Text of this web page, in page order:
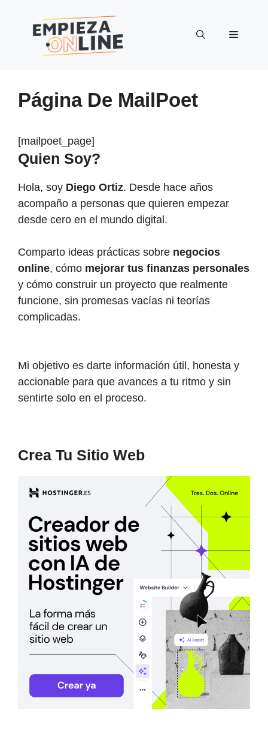
contenido
Menú
Página De MailPoet
[mailpoet_page]
Quien Soy?
Hola, soy Diego Ortiz. Desde hace años
acompaño a personas que quieren empezar
desde cero en el mundo digital.
Comparto ideas prácticas sobre negocios
online, cómo mejorar tus finanzas personales
y cómo construir un proyecto que realmente
funcione, sin promesas vacías ni teorías
complicadas.
Mi objetivo es darte información útil, honesta y
accionable para que avances a tu ritmo y sin
sentirte solo en el proceso.
Crea Tu Sitio Web